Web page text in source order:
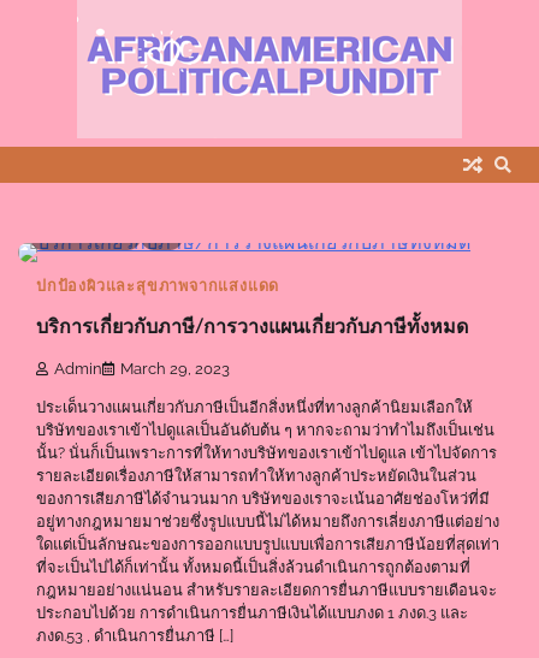
ปกป้องผิวและสุขภาพจากแสงแดด
บริการเกี่ยวกับภาษี/การวางแผนเกี่ยวกับภาษีทั้งหมด
Admin March 29, 2023
ประเด็นวางแผนเกี่ยวกับภาษีเป็นอีกสิ่งหนึ่งที่ทางลูกค้านิยมเลือกให้
บริษัทของเราเข้าไปดูแลเป็นอันดับต้น ๆ หากจะถามว่าทำไมถึงเป็นเช่น
นั้น? นั่นก็เป็นเพราะการที่ให้ทางบริษัทของเราเข้าไปดูแล เข้าไปจัดการ
รายละเอียดเรื่องภาษีให้สามารถทำให้ทางลูกค้าประหยัดเงินในส่วน
ของการเสียภาษีได้จำนวนมาก บริษัทของเราจะเน้นอาศัยช่องโหว่ที่มี
อยู่ทางกฎหมายมาช่วยซึ่งรูปแบบนี้ไม่ได้หมายถึงการเลี่ยงภาษีแต่อย่าง
ใดแต่เป็นลักษณะของการออกแบบรูปแบบเพื่อการเสียภาษีน้อยที่สุดเท่า
ที่จะเป็นไปได้ก็เท่านั้น ทั้งหมดนี้เป็นสิ่งล้วนดำเนินการถูกต้องตามที่
กฎหมายอย่างแน่นอน สำหรับรายละเอียดการยื่นภาษีแบบรายเดือนจะ
ประกอบไปด้วย การดำเนินการยื่นภาษีเงินได้แบบภงด 1 ภงด.3 และ
ภงด.53 , ดำเนินการยื่นภาษี […]